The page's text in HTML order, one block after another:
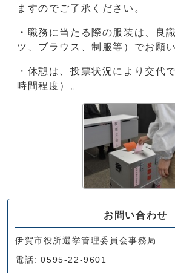
ますのでご了承ください。
・職務に当たる際の服装は、良
ツ、ブラウス、制服等）でお願
・休憩は、投票状況により交代
時間程度）。
お問い合わせ
伊賀市役所選挙管理委員会事務局
電話: 0595-22-9601